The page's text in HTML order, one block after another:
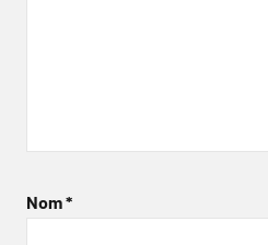
Nom*